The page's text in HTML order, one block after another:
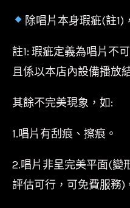
除唱片本身瑕疵(註1)
註1: 瑕疵定義為唱片不
且係以本店內設備播放
其餘不完美現象，如:
1.唱片有刮痕、擦痕。
2.唱片非呈完美平面(變
評估可行，可免費服務)